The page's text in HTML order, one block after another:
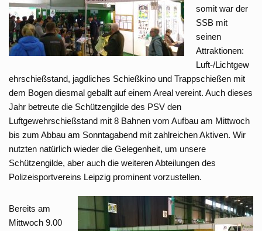
somit war der
SSB mit
seinen
Attraktionen:
Luft-/Lichtgew
ehrschießstand, jagdliches Schießkino und Trappschießen mit
dem Bogen diesmal geballt auf einem Areal vereint. Auch dieses
Jahr betreute die Schützengilde des PSV den
Luftgewehrschießstand mit 8 Bahnen vom Aufbau am Mittwoch
bis zum Abbau am Sonntagabend mit zahlreichen Aktiven. Wir
nutzten natürlich wieder die Gelegenheit, um unsere
Schützengilde, aber auch die weiteren Abteilungen des
Polizeisportvereins Leipzig prominent vorzustellen.
Bereits am
Mittwoch 9.00